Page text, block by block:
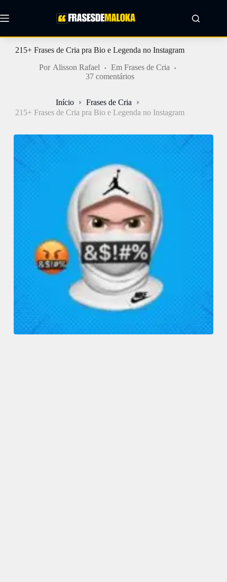
para
o
215+ Frases de Cria pra Bio e Legenda no Instagram
Por Alisson Rafael Em Frases de Cria
37 comentários
Início
Frases de Cria
215+ Frases de Cria pra Bio e Legenda no Instagram